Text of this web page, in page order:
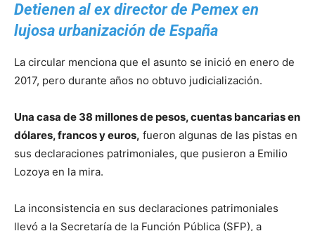
Detienen al ex director de Pemex en
lujosa urbanización de España
La circular menciona que el asunto se inició en enero de
2017, pero durante años no obtuvo judicialización.
Una casa de 38 millones de pesos, cuentas bancarias en
dólares, francos y euros, fueron algunas de las pistas en
sus declaraciones patrimoniales, que pusieron a Emilio
Lozoya en la mira.
La inconsistencia en sus declaraciones patrimoniales
llevó a la Secretaría de la Función Pública (SFP), a